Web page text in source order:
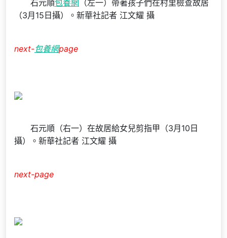
石元順包養網 （左一）帶著孩子們在村里檢查故居
（3月15日攝）。新華社記者 江文耀 攝
next-包養網page
石元順（右一）在故居給女兒剪指甲（3月10日
攝）。新華社記者 江文耀 攝
next-page